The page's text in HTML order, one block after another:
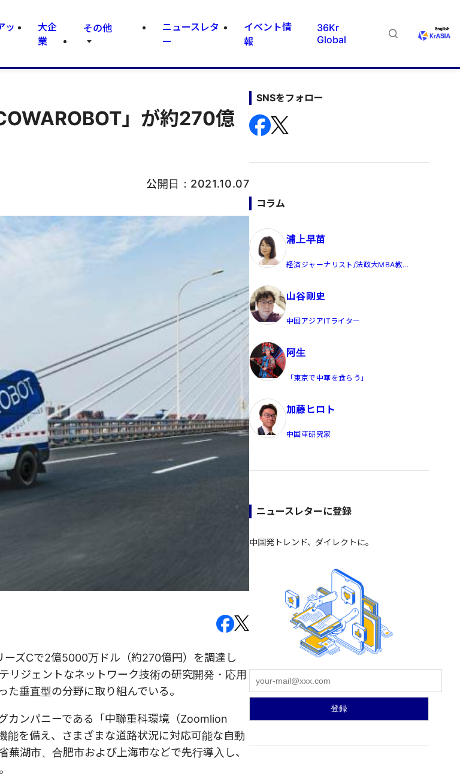
ッ
大企
業
その他
ニュースレタ
ー
イベント情
報
36Kr
Global
」が約270億
公開日： 2021.10.07
ズCで2億5000万ドル（約270億円）を調達し
リジェントなネットワーク技術の研究開発・応用
垂直型の分野に取り組んでいる。
カンパニーである「中聯重科環境（Zoomlion
を備え、さまざまな道路状況に対応可能な自動
蕪湖市、合肥市および上海市などで先行導入し、
SNSをフォロー
コラム
浦上早苗
経済ジャーナリスト/法政大MBA教
山谷剛史
中国アジアITライター
阿生
「東京で中華を食らう」
加藤ヒロト
中国車研究家
ニュースレターに登録
中国発トレンド、ダイレクトに。